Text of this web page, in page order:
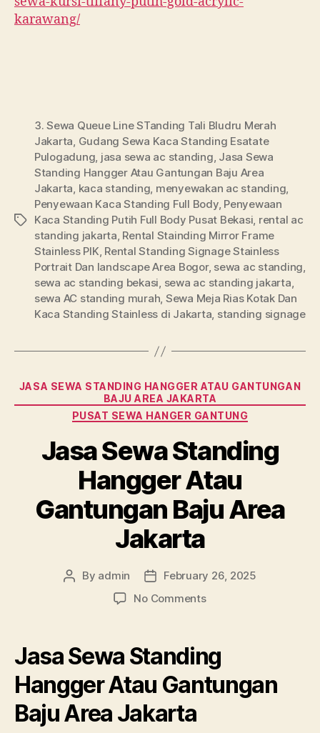
karawang/
Tags
3. Sewa Queue Line STanding Tali Bludru Merah
Jakarta, Gudang Sewa Kaca Standing Esatate
Pulogadung, jasa sewa ac standing, Jasa Sewa
Standing Hangger Atau Gantungan Baju Area
Jakarta, kaca standing, menyewakan ac standing,
Penyewaan Kaca Standing Full Body, Penyewaan
Kaca Standing Putih Full Body Pusat Bekasi, rental ac
standing jakarta, Rental Stainding Mirror Frame
Stainless PIK, Rental Standing Signage Stainless
Portrait Dan landscape Area Bogor, sewa ac standing,
sewa ac standing bekasi, sewa ac standing jakarta,
sewa AC standing murah, Sewa Meja Rias Kotak Dan
Kaca Standing Stainless di Jakarta, standing signage
Categories
JASA SEWA STANDING HANGGER ATAU GANTUNGAN
BAJU AREA JAKARTA
PUSAT SEWA HANGER GANTUNG
Jasa Sewa Standing
Hangger Atau
Gantungan Baju Area
Jakarta
Post
By admin
Post
date
February 26, 2025
No Commentson
Hangger
Atau
Gantungan
Jasa Sewa Standing
Hangger Atau Gantungan
Baju Area Jakarta